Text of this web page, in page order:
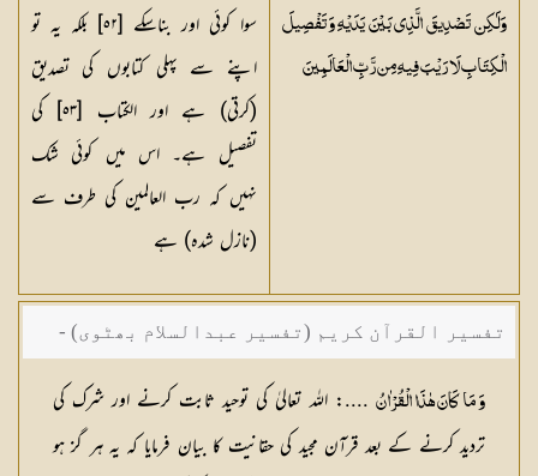
وَلَٰكِن تَصْدِيقَ الَّذِي بَيْنَ يَدَيْهِ وَتَفْصِيلَ
الْكِتَابِ لَا رَيْبَ فِيهِ مِن رَّبِّالْعَالَمِينَ
کیلانی
سوا کوئی اور بناسکے [٥٢] بلکہ یہ تو
اپنے سے پہلی کتابوں کی تصدیق
(کرتی) ہے اور الکتاب [٥٣] کی
تفصیل ہے۔ اس میں کوئی شک
نہیں کہ رب العالمین کی طرف سے
(نازل شدہ) ہے
تفسیر القرآن کریم (تفسیر عبدالسلام بھٹوی) -
حافظ عبدالسلام بن محمد
وَ مَا كَانَ هٰذَا الْقُرْاٰنُ ....: اللہ تعالیٰ کی توحید ثابت کرنے اور شرک کی
تردید کرنے کے بعد قرآن مجید کی حقانیت کا بیان فرمایا کہ یہ ہر گز ہو